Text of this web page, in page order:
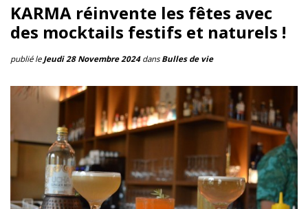
KARMA réinvente les fêtes avec
des mocktails festifs et naturels !
publié le Jeudi 28 Novembre 2024 dans Bulles de vie